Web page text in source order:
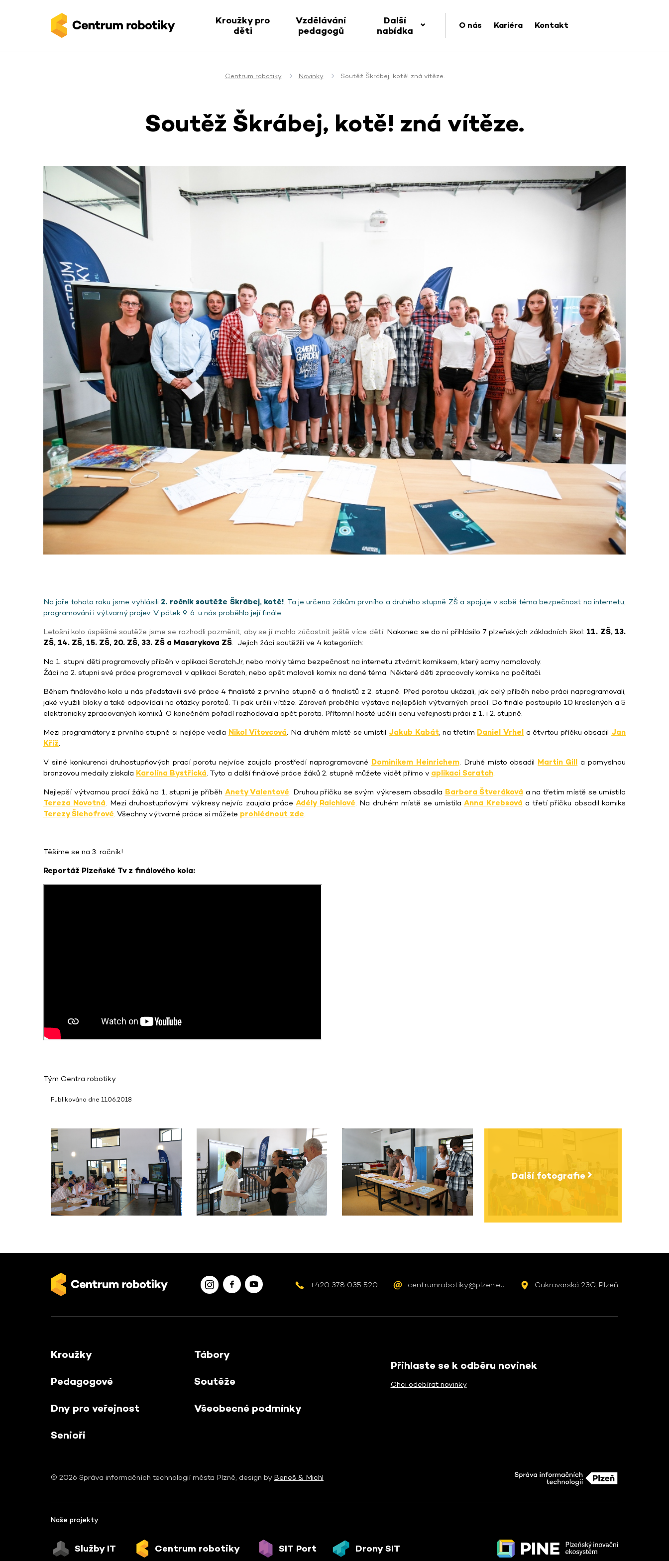
Kroužky pro
děti
Vzdělávání
pedagogů
Další
nabídka
O nás Kariéra Kontakt
Centrum robotiky Novinky Soutěž Škrábej, kotě! zná vítěze.
Soutěž Škrábej, kotě! zná vítěze.
Na jaře tohoto roku jsme vyhlásili 2. ročník soutěže Škrábej, kotě!. Ta je určena žákům prvního a druhého stupně ZŠ a spojuje v sobě téma bezpečnost na internetu,
programování i výtvarný projev. V pátek 9. 6. u nás proběhlo její finále.
Letošní kolo úspěšné soutěže jsme se rozhodli pozměnit, aby se jí mohlo zúčastnit ještě více dětí. Nakonec se do ní přihlásilo 7 plzeňských základních škol: 11. ZŠ, 13.
ZŠ, 14. ZŠ, 15. ZŠ, 20. ZŠ, 33. ZŠ a Masarykova ZŠ. Jejich žáci soutěžili ve 4 kategoriích:
Na 1. stupni děti programovaly příběh v aplikaci ScratchJr, nebo mohly téma bezpečnost na internetu ztvárnit komiksem, který samy namalovaly.
Žáci na 2. stupni své práce programovali v aplikaci Scratch, nebo opět malovali komix na dané téma. Některé děti zpracovaly komiks na počítači.
Během finálového kola u nás představili své práce 4 finalisté z prvního stupně a 6 finalistů z 2. stupně. Před porotou ukázali, jak celý příběh nebo práci naprogramovali,
jaké využili bloky a také odpovídali na otázky porotců. Ti pak určili vítěze. Zároveň proběhla výstava nejlepších výtvarných prací. Do finále postoupilo 10 kreslených a 5
elektronicky zpracovaných komixů. O konečném pořadí rozhodovala opět porota. Přítomní hosté udělili cenu veřejnosti práci z 1. i 2. stupně.
Mezi programátory z prvního stupně si nejlépe vedla Nikol Vítovcová. Na druhém místě se umístil Jakub Kabát, na třetím Daniel Vrhel a čtvrtou příčku obsadil Jan
Kříž.
V silné konkurenci druhostupňových prací porotu nejvíce zaujalo prostředí naprogramované Dominikem Heinrichem. Druhé místo obsadil Martin Gill a pomyslnou
bronzovou medaily získala Karolína Bystřická. Tyto a další finálové práce žáků 2. stupně můžete vidět přímo v aplikaci Scratch.
Nejlepší výtvarnou prací žáků na 1. stupni je příběh Anety Valentové. Druhou příčku se svým výkresem obsadila Barbora Štveráková a na třetím místě se umístila
Tereza Novotná. Mezi druhostupňovými výkresy nejvíc zaujala práceAdély Raichlové. Na druhém místě se umístilaAnna Krebsová a třetí příčku obsadil komiks
Terezy Šlehofrové. Všechny výtvarné práce si můžete prohlédnout zde.
Těšíme se na 3. ročník!
Reportáž Plzeňské Tv z finálového kola:
Tým Centra robotiky
Publikováno dne 11.06.2018
Další fotografie
+420 378 035 520 centrumrobotiky@plzen.eu Cukrovarská 23C, Plzeň
Přihlaste se k odběru novinek
Chci odebírat novinky
Kroužky
Pedagogové
Dny pro veřejnost
Senioři
Tábory
Soutěže
Všeobecné podmínky
© 2026 Správa informačních technologií města Plzně, design by Beneš & Michl
Naše projekty
Služby IT Centrum robotiky SIT Port Drony SIT